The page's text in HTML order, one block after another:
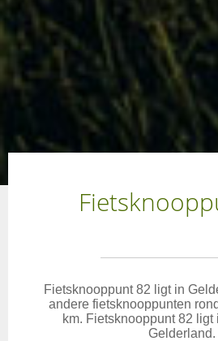
Fietsknooppunt 82 ligt in
andere fietsknooppunten
km. Fietsknooppunt 82
Gelderland.